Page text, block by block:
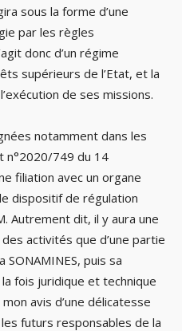
sous la forme d’une
par les règles
donc d’un régime
supérieurs de l’Etat, et la
de ses missions.
notamment dans les
n°2020/749 du 14
filiation avec un organe
dispositif de régulation
Autrement dit, il y aura une
activités que d’une partie
SONAMINES, puis sa
fois juridique et technique
avis d’une délicatesse
futurs responsables de la